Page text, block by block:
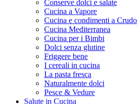
Conserve dolci e salate
Cucina a Vapore
Cucina e condimenti a Crudo
Cucina Mediterranea
Cucina per i Bimbi
Dolci senza glutine
Friggere bene
I cereali in cucina
La pasta fresca
Naturalmente dolci
Pesce & Vedure
Salute in Cucina